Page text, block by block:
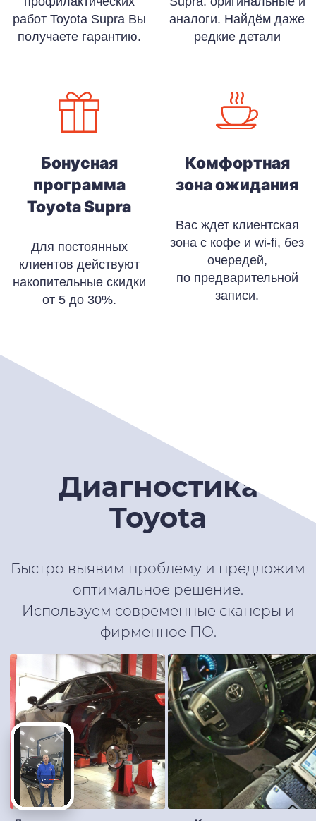
работ Toyota Supra Вы
получаете гарантию.
Бонусная
программа
Toyota Supra
Для постоянных
клиентов действуют
накопительные скидки
от 5 до 30%.
аналоги. Найдём даже
редкие детали
Комфортная
зона ожидания
Вас ждет клиентская
зона с кофе и wi-fi, без
очередей,
по предварительной
записи.
Диагностика
Toyota
Быстро выявим проблему и предложим
оптимальное решение.
Используем современные сканеры и
фирменное ПО.